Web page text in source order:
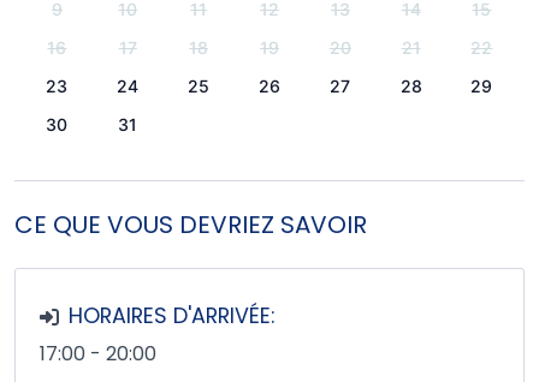
9 10 11 12 13 14
15
16
17 18 19 20 21
22
23
24 25 26 27 28
29
30
31
CE QUE VOUS DEVRIEZ SAVOIR
HORAIRES D'ARRIVÉE:
17:00 - 20:00